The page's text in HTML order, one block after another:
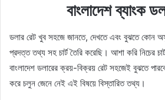
বাংলাদেশ ব্যাংক
ডলার রেট খুব সহজে জানতে, দেখতে এবং বুঝতে কোন
প্রদত্ত তথ্য সহ চার্ট তৈরি করেছি। আশা করি নিচের
বাংলাদেশ ডলারের ক্রয়-বিক্রয় রেট সহজেই বুঝতে
করে চলুন জেনে নেই এই বিষয়ে বিস্তারিত তথ্য।